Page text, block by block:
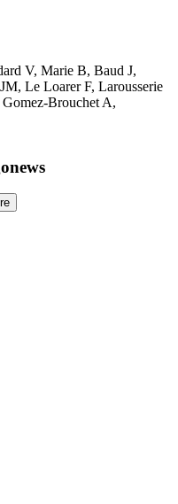
V, Marie B, Baud J,
Le Loarer F, Larousserie
Brouchet A,